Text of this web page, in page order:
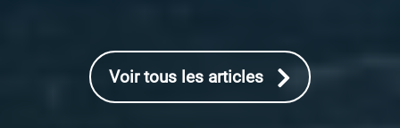
Voir tous les articles